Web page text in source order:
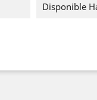
Disponible